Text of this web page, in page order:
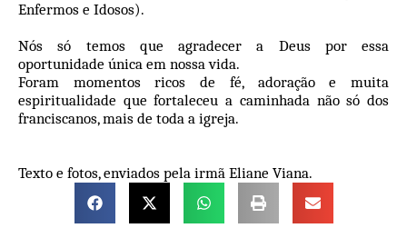
Enfermos e Idosos).
Nós só temos que agradecer a Deus por essa
oportunidade única em nossa vida.
Foram momentos ricos de fé, adoração e muita
espiritualidade que fortaleceu a caminhada não só dos
franciscanos, mais de toda a igreja.
Texto e fotos, enviados pela irmã Eliane Viana.